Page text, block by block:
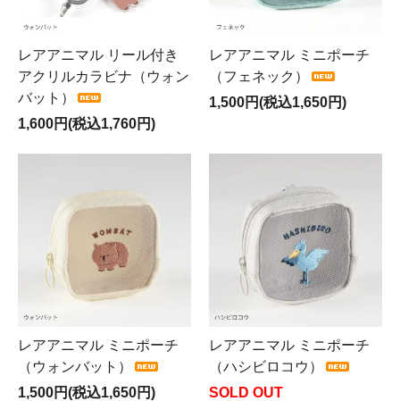
レアアニマル リール付き
アクリルカラビナ（ウォン
バット）
1,600円(税込1,760円)
レアアニマル ミニポーチ
（フェネック）
1,500円(税込1,650円)
レアアニマル ミニポーチ
（ウォンバット）
1,500円(税込1,650円)
レアアニマル ミニポーチ
（ハシビロコウ）
SOLD OUT